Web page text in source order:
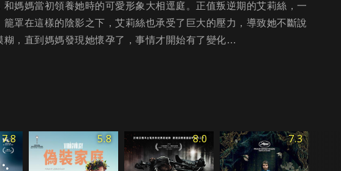
媽媽當初領養她時的可愛形象大相逕庭。正值叛逆期的艾莉絲，一
罩在這樣的陰影之下，艾莉絲也承受了巨大的壓力，導致她不斷說
，直到媽媽發現她懷孕了，事情才開始有了變化…
7.8 5.8 8.0 7.3